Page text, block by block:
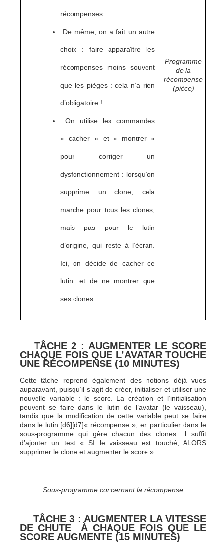
récompenses.
De même, on a fait un autre
choix : faire apparaître les
récompenses moins souvent
que les pièges : cela n’a rien
d’obligatoire !
On utilise les commandes
« cacher » et « montrer »
pour corriger un
dysfonctionnement : lorsqu’on
supprime un clone, cela
marche pour tous les clones,
mais pas pour le lutin
d’origine, qui reste à l’écran.
Ici, on décide de cacher ce
lutin, et de ne montrer que
ses clones.
Programme
de la
récompense
(pièce)
TÂCHE 2 : AUGMENTER LE SCORE
CHAQUE FOIS QUE L’AVATAR TOUCHE
UNE RÉCOMPENSE (10 MINUTES)
Cette tâche reprend également des notions déjà vues
auparavant, puisqu’il s’agit de créer, initialiser et utiliser une
nouvelle variable : le score. La création et l’initialisation
peuvent se faire dans le lutin de l’avatar (le vaisseau),
tandis que la modification de cette variable peut se faire
dans le lutin [d6][d7]« récompense », en particulier dans le
sous-programme qui gère chacun des clones. Il suffit
d’ajouter un test « SI le vaisseau est touché, ALORS
supprimer le clone et augmenter le score ».
Sous-programme concernant la récompense
TÂCHE 3 : AUGMENTER LA VITESSE
DE CHUTE À CHAQUE FOIS QUE LE
SCORE AUGMENTE (15 MINUTES)